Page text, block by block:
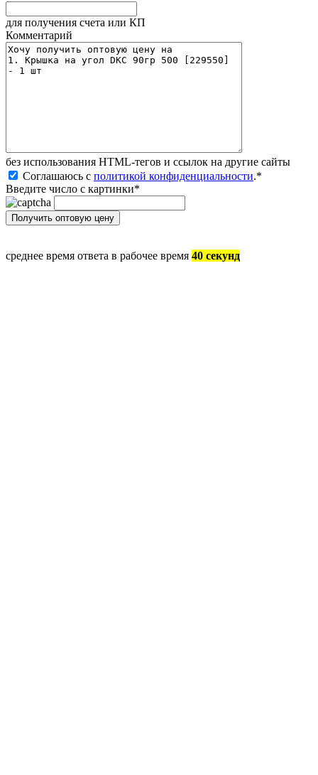
для получения счета или КП
Комментарий
без иcпользования HTML-тегов и ссылок на другие сайты
Соглашаюсь с политикой конфиденциальности.*
Введите число с картинки*
среднее время ответа в рабочее время 40 секунд